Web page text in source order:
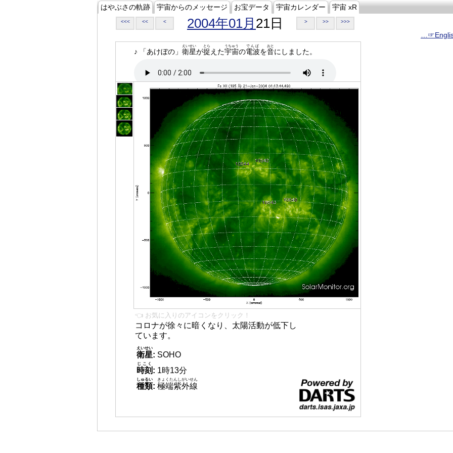
はやぶさの軌跡 宇宙からのメッセージ お宝データ 宇宙カレンダー 宇宙 xR
<<< << < 2004年01月 21日 > >> >>>
♪ 「あけぼの」 衛星
えいせい
が捉
とら
えた宇宙
うちゅう
の電波
でんぱ
を音
おと
にしました。
👈 お気に入りのアイコンをクリック！
コロナが徐々に暗くなり、太陽活動が低下し
ています。
衛星
えいせい
: SOHO
時刻
じこく
: 1時13分
種類
しゅるい
: 極端紫外線
きょくたんしがいせん